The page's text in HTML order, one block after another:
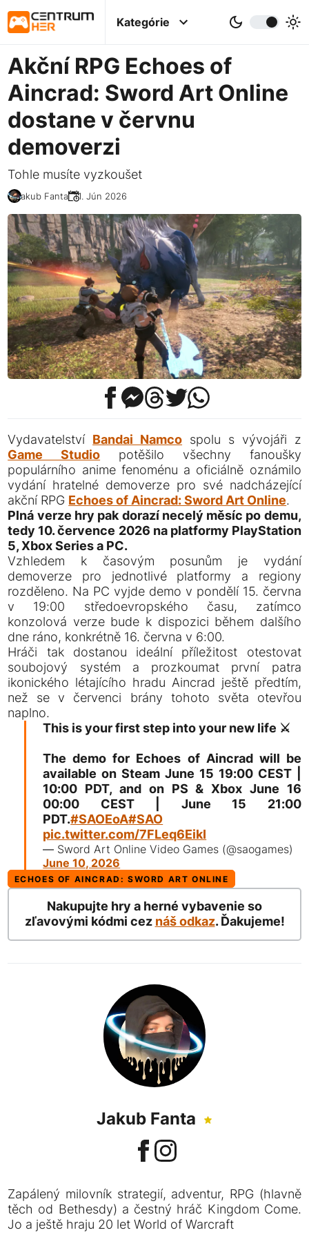
Kategórie
Akční RPG Echoes of
Aincrad: Sword Art Online
dostane v červnu
demoverzi
Tohle musíte vyzkoušet
Jakub Fanta 11. Jún 2026
Vydavatelství Bandai Namco spolu s vývojáři z
Game Studio potěšilo všechny fanoušky
populárního anime fenoménu a oficiálně oznámilo
vydání hratelné demoverze pro své nadcházející
akční RPG Echoes of Aincrad: Sword Art Online.
Plná verze hry pak dorazí necelý měsíc po demu,
tedy 10. července 2026 na platformy PlayStation
5, Xbox Series a PC.
Vzhledem k časovým posunům je vydání
demoverze pro jednotlivé platformy a regiony
rozděleno. Na PC vyjde demo v pondělí 15. června
v 19:00 středoevropského času, zatímco
konzolová verze bude k dispozici během dalšího
dne ráno, konkrétně 16. června v 6:00.
Hráči tak dostanou ideální příležitost otestovat
soubojový systém a prozkoumat první patra
ikonického létajícího hradu Aincrad ještě předtím,
než se v červenci brány tohoto světa otevřou
naplno.
This is your first step into your new life ⚔️
The demo for Echoes of Aincrad will be
available on Steam June 15 19:00 CEST |
10:00 PDT, and on PS & Xbox June 16
00:00 CEST | June 15 21:00
PDT.#SAOEoA#SAO
pic.twitter.com/7FLeq6EikI
— Sword Art Online Video Games (@saogames)
June 10, 2026
ECHOES OF AINCRAD: SWORD ART ONLINE
Nakupujte hry a herné vybavenie so
zľavovými kódmi cez náš odkaz. Ďakujeme!
Jakub Fanta
Zapálený milovník strategií, adventur, RPG (hlavně
těch od Bethesdy) a čestný hráč Kingdom Come.
Jo a ještě hraju 20 let World of Warcraft